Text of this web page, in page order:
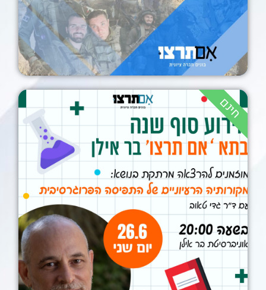
חינם
אירוע סוף שנה בתא "אם
תרצו" בר אילן!
26/06/2023
אוניברסיטת בר אילן